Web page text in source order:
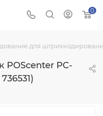
0
для
POScenter PC-